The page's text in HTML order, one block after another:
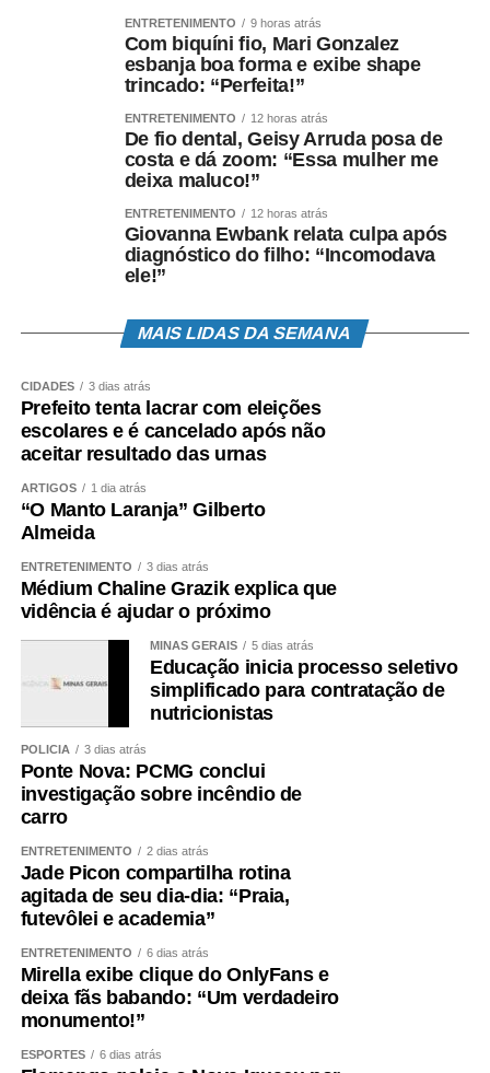
mostram que há deficiências cerebrais parecidas com as
provocadas por dependências químicas.
atenção e a tomada de decisões são afetadas, porque as
redes sociais oferecem respostas imediatas com pouco
esforço. E quanto mais respostas imediatas se tem, mais
rapidamente se quer resolver os problemas, e é o mesmo
processo que acontece quando há consumo de drogas.
Prazeres imediatos.
Papel das redes sociais na
produção de hormônios
As redes sociais também desencadeiam uma liberação
de dopamina, o hormônio do bem-estar. Em exames de
ressonância magnética, cientistas descobriram que as
áreas de bem-estar dos cérebro são muito mais ativadas
quando as pessoas falam sobre si mesmas ou expressam
opiniões, em vez de ouvir os outros. Em uma conversa
face a face com outra pessoa, cerca de 30% a 40% do
tempo é destinado a falar sobre nós mesmos. Na internet,
o número sobe para 80%.
Entenda como a psicanálise contribui para
o autoconhecimento
A neurobiologia explica que as ações cerebrais diante
das curtidas nas redes sociais podem aumentar os níveis
de ocitocina, conhecida como“hormônio do amor”
que estimula sentimentos como empatia, generosidade e
confiança, e tem altas quando o indivíduo está
apaixonado.
Estudos neurocientíficos revelam que quando o indivíduo
compartilha informações pessoais na internet, ele
estimula as regiões do cérebro envolvidas na
conectividade, como o córtex pré-frontal medial,
amígdalas cerebrais e precuneus – regiões do
cérebro envolvidas na autorreflexão e em determinados
aspetos da consciência emocional.
ENTRETENIMENTO 9 horas atrás
Com biquíni fio, Mari Gonzalez
esbanja boa forma e exibe shape
trincado: “Perfeita!”
ENTRETENIMENTO 12 horas atrás
De fio dental, Geisy Arruda posa de
costa e dá zoom: “Essa mulher me
deixa maluco!”
ENTRETENIMENTO 12 horas atrás
Giovanna Ewbank relata culpa após
diagnóstico do filho: “Incomodava
ele!”
MAIS LIDAS DA SEMANA
CIDADES 3 dias atrás
Prefeito tenta lacrar com eleições
escolares e é cancelado após não
aceitar resultado das urnas
ARTIGOS 1 dia atrás
“O Manto Laranja” Gilberto
Almeida
ENTRETENIMENTO 3 dias atrás
Médium Chaline Grazik explica que
vidência é ajudar o próximo
MINAS GERAIS 5 dias atrás
Educação inicia processo seletivo
simplificado para contratação de
nutricionistas
POLÍCIA 3 dias atrás
Ponte Nova: PCMG conclui
investigação sobre incêndio de
carro
ENTRETENIMENTO 2 dias atrás
Jade Picon compartilha rotina
agitada de seu dia-dia: “Praia,
futevôlei e academia”
ENTRETENIMENTO 6 dias atrás
Mirella exibe clique do OnlyFans e
deixa fãs babando: “Um verdadeiro
monumento!”
ESPORTES 6 dias atrás